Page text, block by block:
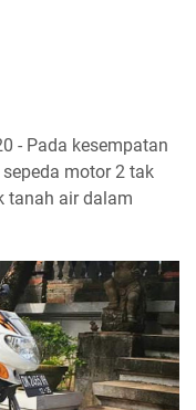
- Pada kesempatan
motor 2 tak
tanah air dalam